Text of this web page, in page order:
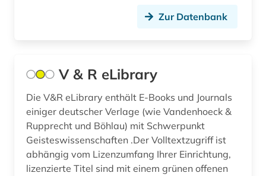
soziale norm (1)
sozialwissenschaften (80)
sportwissenschaften (1)
Zur Datenbank
V & R eLibrary
Die V&R eLibrary enthält E-Books und Journals
einiger deutscher Verlage (wie Vandenhoeck &
Rupprecht und Böhlau) mit Schwerpunkt
Geisteswissenschaften .Der Volltextzugriff ist
abhängig vom Lizenzumfang Ihrer Einrichtung,
lizenzierte Titel sind mit einem grünen offenen